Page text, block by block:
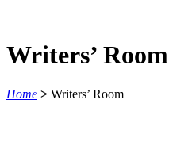
Writers’ Room
Home > Writers’ Room